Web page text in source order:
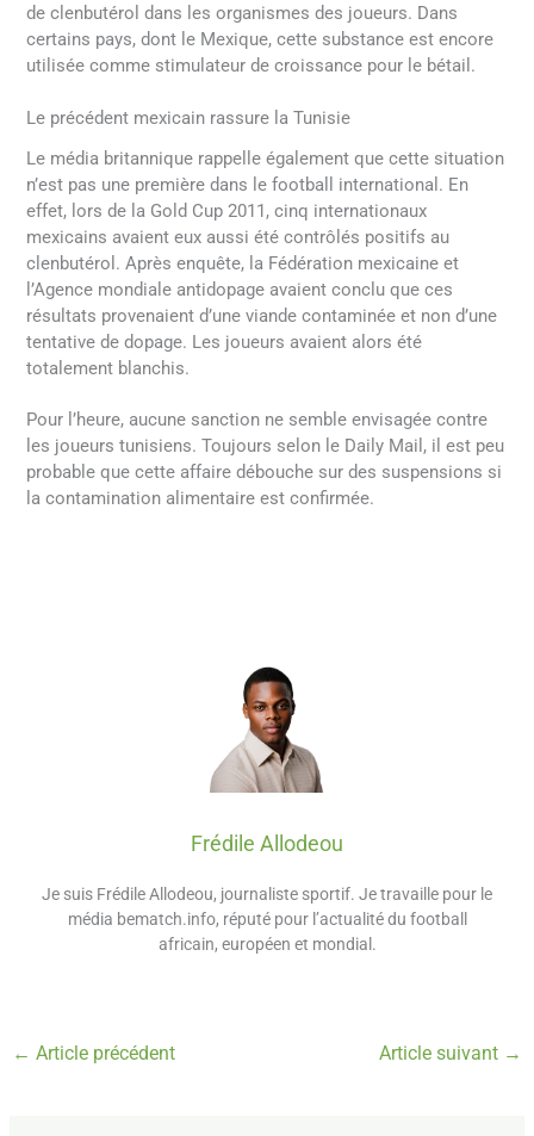
de clenbutérol dans les organismes des joueurs. Dans
certains pays, dont le Mexique, cette substance est encore
utilisée comme stimulateur de croissance pour le bétail.
Le précédent mexicain rassure la Tunisie
Le média britannique rappelle également que cette situation
n’est pas une première dans le football international. En
effet, lors de la Gold Cup 2011, cinq internationaux
mexicains avaient eux aussi été contrôlés positifs au
clenbutérol. Après enquête, la Fédération mexicaine et
l’Agence mondiale antidopage avaient conclu que ces
résultats provenaient d’une viande contaminée et non d’une
tentative de dopage. Les joueurs avaient alors été
totalement blanchis.
Pour l’heure, aucune sanction ne semble envisagée contre
les joueurs tunisiens. Toujours selon le Daily Mail, il est peu
probable que cette affaire débouche sur des suspensions si
la contamination alimentaire est confirmée.
Frédile Allodeou
Je suis Frédile Allodeou, journaliste sportif. Je travaille pour le
média bematch.info, réputé pour l’actualité du football
africain, européen et mondial.
← Article précédent Article suivant →